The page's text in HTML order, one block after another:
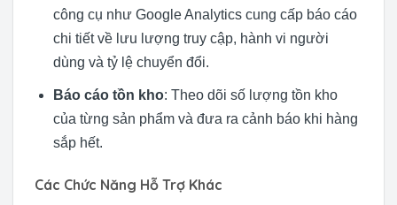
công cụ như Google Analytics cung cấp báo cáo
chi tiết về lưu lượng truy cập, hành vi người
dùng và tỷ lệ chuyển đổi.
Báo cáo tồn kho: Theo dõi số lượng tồn kho
của từng sản phẩm và đưa ra cảnh báo khi hàng
sắp hết.
Các Chức Năng Hỗ Trợ Khác